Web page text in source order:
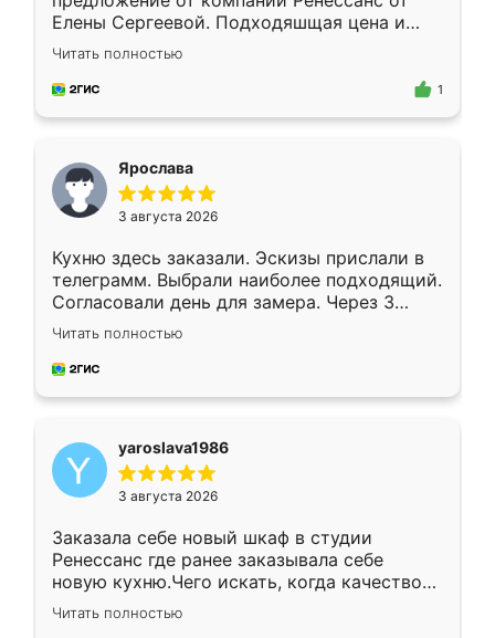
Елены Сергеевой. Подходяшщая цена и
короткие сроки изготовления. Приехавший
для замера сотрудник Владислав
предложил по моему эскизу самый
Читать полностью
1
Ярослава
3 августа 2026
Кухню здесь заказали. Эскизы прислали в
телеграмм. Выбрали наиболее подходящий.
Согласовали день для замера. Через 3
недели кухня была уже готова. Остались
довольны работой. Спасибо Ренессанс
мебель за качественную работу!
Читать полностью
yaroslava1986
3 августа 2026
Заказала себе новый шкаф в студии
Ренессанс где ранее заказывала себе
новую кухню.Чего искать, когда качеством
вполне довольна. Служит кухня уже почти
два года, нареканий нет.
Читать полностью